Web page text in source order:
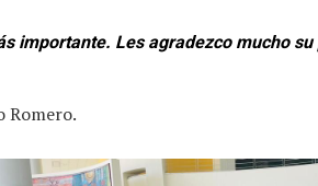
importante. Les agradezco mucho
Romero.